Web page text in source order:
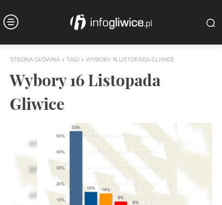
STRONA GŁÓWNA TAGI WYBORY 16 LISTOPADA GLIWICE
Wybory 16 Listopada
Gliwice